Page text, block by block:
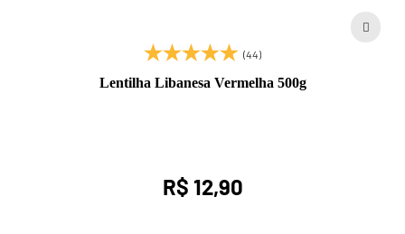
(44)
Lentilha Libanesa Vermelha 500g
R$ 12,90